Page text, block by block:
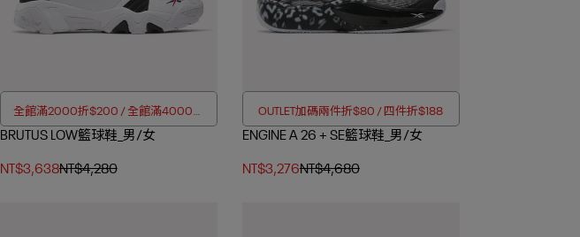
全館滿2000折$200 / 全館滿4000折
$350
BRUTUS LOW籃球鞋_男/女
NT$3,638NT$4,280
OUTLET加碼兩件折$80 / 四件折$188
ENGINE A 26 + SE籃球鞋_男/女
NT$3,276NT$4,680